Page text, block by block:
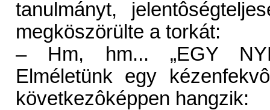
tanulmányt,
megköszörülte a torkát:
– Hm, hm... „EGY
Elméletünk egy
következôképpen hangzik: